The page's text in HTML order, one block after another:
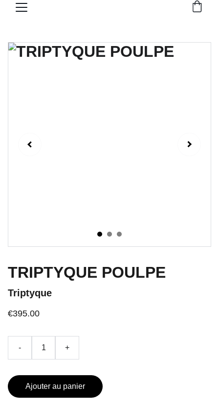
TRIPTYQUE POULPE
Triptyque
€395.00
- +
Ajouter au panier